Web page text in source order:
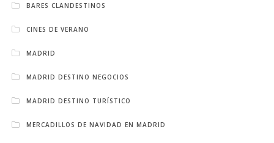
BARES CLANDESTINOS
CINES DE VERANO
MADRID
MADRID DESTINO NEGOCIOS
MADRID DESTINO TURÍSTICO
MERCADILLOS DE NAVIDAD EN MADRID